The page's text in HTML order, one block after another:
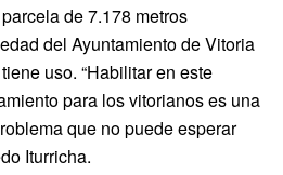
de 7.178 metros
del Ayuntamiento de Vitoria
uso. “Habilitar en este
para los vitorianos es una
que no puede esperar
Iturricha.